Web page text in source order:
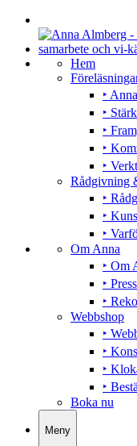
Hem
‣
‣
‣
‣
‣
Rådgivning
‣
‣
‣
Om Anna
‣ Om
‣
‣
Webbshop
‣
‣
‣
‣
Boka nu
Meny